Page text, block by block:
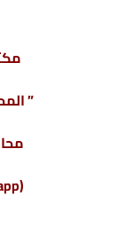
”
(whats app ) واتس أب : 201220615243+